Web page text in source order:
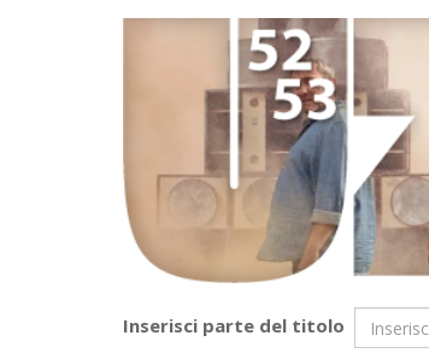
Inserisci parte del titolo